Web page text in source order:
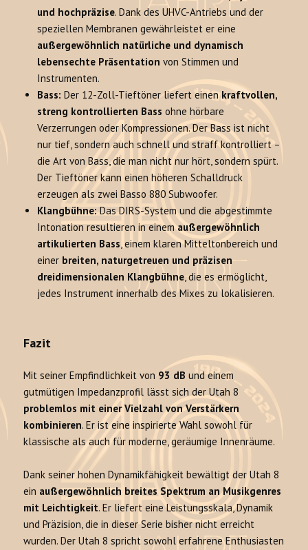
und hochpräzise. Dank des UHVC-Antriebs und der
speziellen Membranen gewährleistet er eine
außergewöhnlich natürliche und dynamisch
lebensechte Präsentation von Stimmen und
Instrumenten.
Bass: Der 12-Zoll-Tieftöner liefert einenkraftvollen,
streng kontrollierten Bass ohne hörbare
Verzerrungen oder Kompressionen. Der Bass ist nicht
nur tief, sondern auch schnell und straff kontrolliert –
die Art von Bass, die man nicht nur hört, sondern spürt.
Der Tieftöner kann einen höheren Schalldruck
erzeugen als zwei Basso 880 Subwoofer.
Klangbühne: Das DIRS-System und die abgestimmte
Intonation resultieren in einemaußergewöhnlich
artikulierten Bass, einem klaren Mitteltonbereich und
einer breiten, naturgetreuen und präzisen
dreidimensionalen Klangbühne, die es ermöglicht,
jedes Instrument innerhalb des Mixes zu lokalisieren.
Fazit
Mit seiner Empfindlichkeit von 93 dB und einem
gutmütigen Impedanzprofil lässt sich der Utah 8
problemlos mit einer Vielzahl von Verstärkern
kombinieren. Er ist eine inspirierte Wahl sowohl für
klassische als auch für moderne, geräumige Innenräume.
Dank seiner hohen Dynamikfähigkeit bewältigt der Utah 8
ein außergewöhnlich breites Spektrum an Musikgenres
mit Leichtigkeit. Er liefert eine Leistungsskala, Dynamik
und Präzision, die in dieser Serie bisher nicht erreicht
wurden. Der Utah 8 spricht sowohl erfahrene Enthusiasten